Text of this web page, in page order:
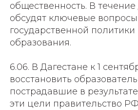
общественность. В
обсудят ключевые вопросы
государственной
образования.
6.06. В Дагестане к 1
восстановить
пострадавшие в
эти цели правительство